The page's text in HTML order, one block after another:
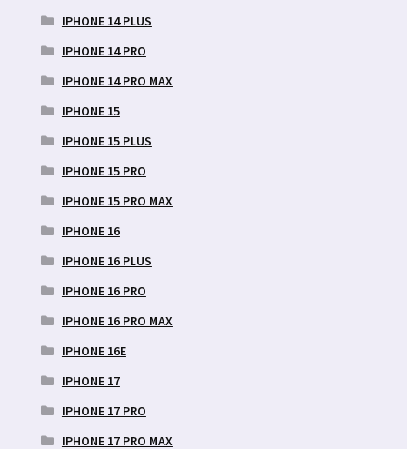
IPHONE 14 PLUS
IPHONE 14 PRO
IPHONE 14 PRO MAX
IPHONE 15
IPHONE 15 PLUS
IPHONE 15 PRO
IPHONE 15 PRO MAX
IPHONE 16
IPHONE 16 PLUS
IPHONE 16 PRO
IPHONE 16 PRO MAX
IPHONE 16E
IPHONE 17
IPHONE 17 PRO
IPHONE 17 PRO MAX